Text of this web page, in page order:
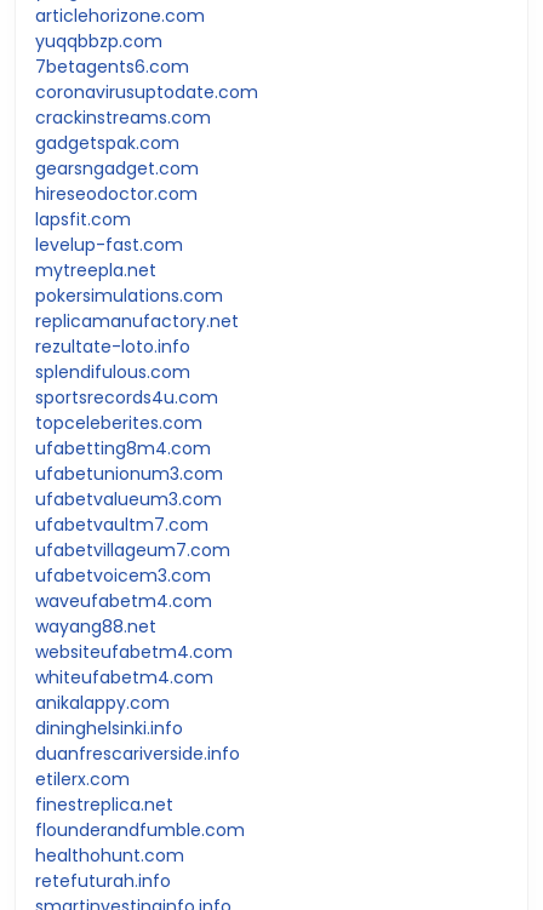
articlehorizone.com
yuqqbbzp.com
7betagents6.com
coronavirusuptodate.com
crackinstreams.com
gadgetspak.com
gearsngadget.com
hireseodoctor.com
lapsfit.com
levelup-fast.com
mytreepla.net
pokersimulations.com
replicamanufactory.net
rezultate-loto.info
splendifulous.com
sportsrecords4u.com
topceleberites.com
ufabetting8m4.com
ufabetunionum3.com
ufabetvalueum3.com
ufabetvaultm7.com
ufabetvillageum7.com
ufabetvoicem3.com
waveufabetm4.com
wayang88.net
websiteufabetm4.com
whiteufabetm4.com
anikalappy.com
dininghelsinki.info
duanfrescariverside.info
etilerx.com
finestreplica.net
flounderandfumble.com
healthohunt.com
retefuturah.info